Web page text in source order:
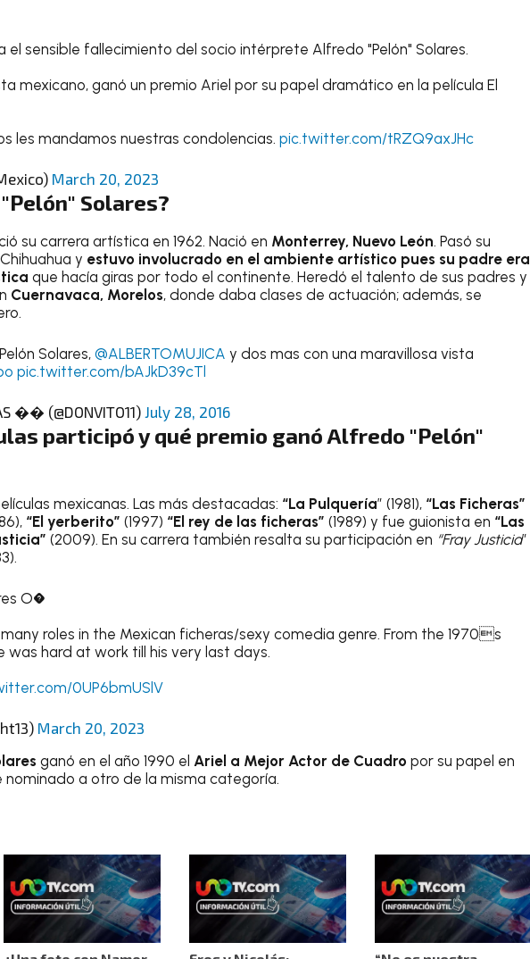
el sensible fallecimiento del socio intérprete Alfredo "Pelón" Solares.
mexicano, ganó un premio Ariel por su papel dramático en la película El
les mandamos nuestras condolencias. pic.twitter.com/tRZQ9axJHc
March 20, 2023
Solares?
su carrera artística en 1962. Nació en Monterrey, Nuevo León. Pasó su
y estuvo involucrado en el ambiente artístico pues su padre era
que hacía giras por todo el continente. Heredó el talento de sus padres y
Cuernavaca, Morelos, donde daba clases de actuación; además, se
Solares, @ALBERTOMUJICA y dos mas con una maravillosa vista
pic.twitter.com/bAJkD39cTl
�� (@DONVITO11) July 28, 2016
participó y qué premio ganó Alfredo "Pelón"
mexicanas. Las más destacadas: “La Pulquería” (1981), “Las Ficheras”
“El yerberito” (1997) “El rey de las ficheras” (1989) y fue guionista en “Las
(2009). En su carrera también resalta su participación en “Fray Justicia”
O�
roles in the Mexican ficheras/sexy comedia genre. From the 1970s
was hard at work till his very last days.
0UP6bmUSlV
March 20, 2023
ganó en el año 1990 el Ariel a Mejor Actor de Cuadro por su papel en
nominado a otro de la misma categoría.